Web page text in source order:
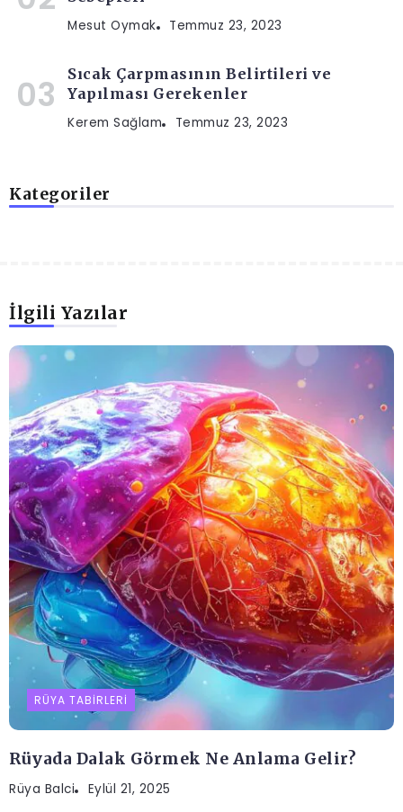
Mesut Oymak Temmuz 23, 2023
Sıcak Çarpmasının Belirtileri ve
Yapılması Gerekenler
Kerem Sağlam Temmuz 23, 2023
Kategoriler
İlgili Yazılar
RÜYA TABIRLERI
Rüyada Dalak Görmek Ne Anlama Gelir?
Rüya Balci Eylül 21, 2025